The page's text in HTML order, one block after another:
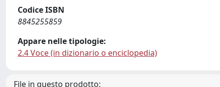
Codice ISBN
8845255859
Appare nelle tipologie:
2.4 Voce (in dizionario o enciclopedia)
File in questo prodotto: